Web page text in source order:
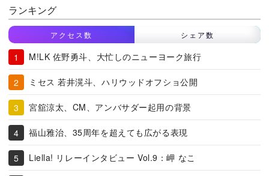
ランキング
アクセス数 シェア数
M!LK 佐野勇斗、大忙しのニューヨーク旅行
ミセス 若井滉斗、ハリウッドオフショ公開
宮舘涼太、CM、アンバサダー起用の背景
福山雅治、35周年を超えても広がる表現
Liella! リレーインタビュー Vol.9：岬 なこ